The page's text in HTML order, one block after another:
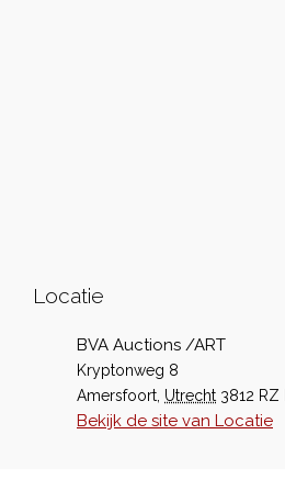
Locatie
BVA Auctions /ART
Kryptonweg 8
Amersfoort Utrecht 3812 RZ
Bekijk de site van Locatie